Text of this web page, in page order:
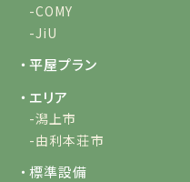
-COMY
-JiU
・平屋プラン
・エリア
-潟上市
-由利本荘市
・標準設備